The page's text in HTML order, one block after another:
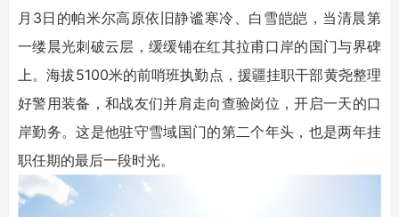
月3日的帕米尔高原依旧静谧寒冷、白雪皑皑，当清晨第
一缕晨光刺破云层，缓缓铺在红其拉甫口岸的国门与界碑
上。海拔5100米的前哨班执勤点，援疆挂职干部黄尧整理
好警用装备，和战友们并肩走向查验岗位，开启一天的口
岸勤务。这是他驻守雪域国门的第二个年头，也是两年挂
职任期的最后一段时光。